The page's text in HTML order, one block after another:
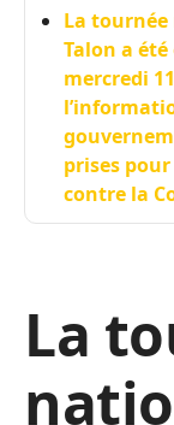
La
Talon a
mercredi
prises
contre la
La